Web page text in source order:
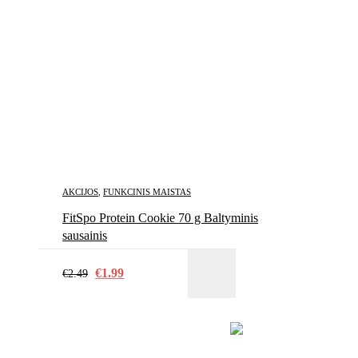
AKCIJOS FUNKCINIS MAISTAS
FitSpo Protein Cookie 70 g Baltyminis
sausainis
€2.49 €1.99